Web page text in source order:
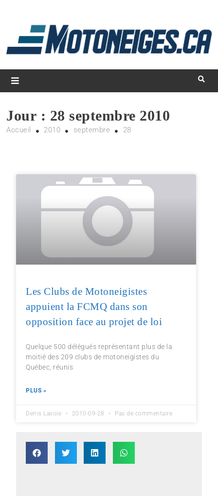
Magazine Motoneiges.ca
Jour : 28 septembre 2010
Accueil 2010 septembre 28
Les Clubs de Motoneigistes
appuient la FCMQ dans son
opposition face au projet de loi
Quelque 500 délégués représentant plus de la
moitié des 209 clubs de motoneigistes du
Québec, réunis
PLUS »
Denis Lavoie 2010-09-28 Pas de commentaire